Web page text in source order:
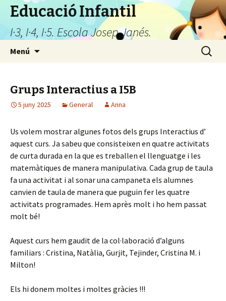
Educació Infantil
I·3, I·4, I·5. Escola Josep Janés.
Menú Cerca:
Grups Interactius a I5B
5 juny 2025 General Anna
Us volem mostrar algunes fotos dels grups Interactius d’
aquest curs. Ja sabeu que consisteixen en quatre activitats
de curta durada en la que es treballen el llenguatge i les
matemàtiques de manera manipulativa. Cada grup de taula
fa una activitat i al sonar una campaneta els alumnes
canvien de taula de manera que puguin fer les quatre
activitats programades. Hem après molt i ho hem passat
molt bé!
Aquest curs hem gaudit de la col·laboració d’alguns
familiars : Cristina, Natàlia, Gurjit, Tejinder, Cristina M. i
Milton!
Els hi donem moltes i moltes gràcies !!!